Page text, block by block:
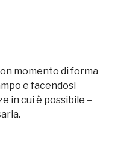
momento di forma
e facendosi
in cui è possibile –